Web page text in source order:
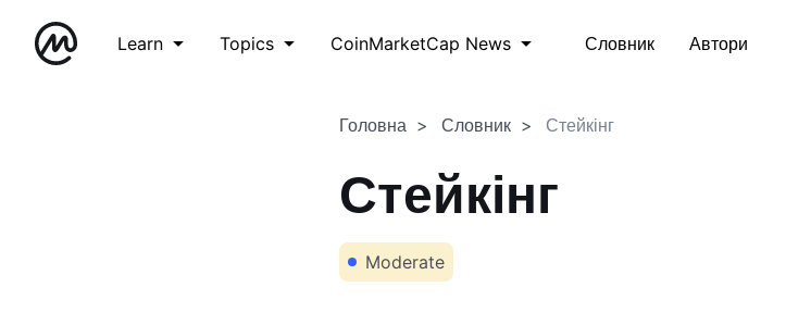
Learn Topics CoinMarketCap News Словник Автори
Головна Словник Стейкінг
Стейкінг
Moderate